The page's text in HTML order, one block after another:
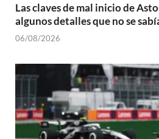
Las claves de mal inicio de
algunos detalles que no se
06/08/2026